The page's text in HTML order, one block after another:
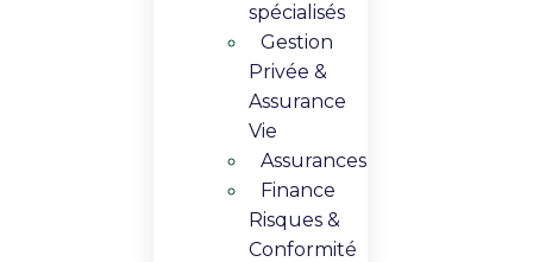
spécialisés
Gestion
Privée &
Assurance
Vie​
Assurances
Finance
Risques &
Conformité